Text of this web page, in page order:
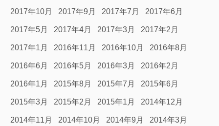
2017年10月 2017年9月 2017年7月 2017年6月
2017年5月 2017年4月 2017年3月 2017年2月
2017年1月 2016年11月 2016年10月 2016年8月
2016年6月 2016年5月 2016年3月 2016年2月
2016年1月 2015年8月 2015年7月 2015年6月
2015年3月 2015年2月 2015年1月 2014年12月
2014年11月 2014年10月 2014年9月 2014年3月